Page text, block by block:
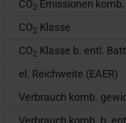
CO2 Emissionen komb.
CO2 Klasse
CO2 Klasse b. entl.
el. Reichweite (EAER)
Verbrauch komb.
Verbrauch komb. b.